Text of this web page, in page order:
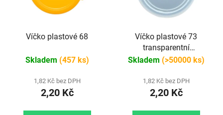
Víčko plastové 68
Skladem (457 ks)
1,82 Kč bez DPH
2,20 Kč
Víčko plastové 73
transparentní
(průhledné)
Skladem (>50000 ks)
1,82 Kč bez DPH
2,20 Kč